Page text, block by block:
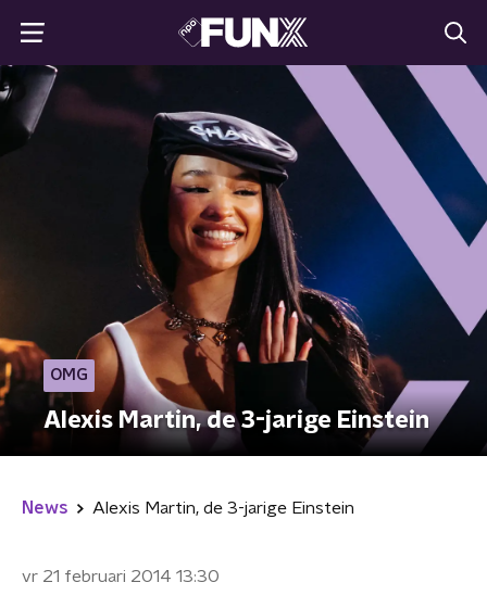
OMG
Alexis Martin, de 3-jarige Einstein
News Alexis Martin, de 3-jarige Einstein
vr 21 februari 2014 13:30